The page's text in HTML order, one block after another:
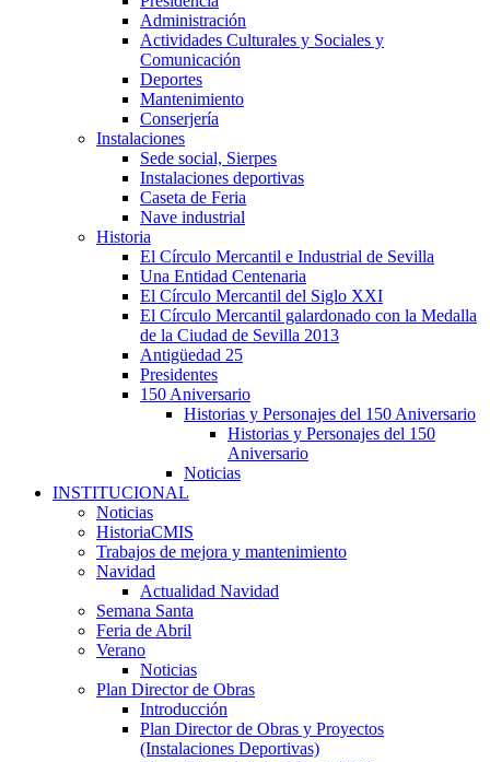
Administración
Actividades Culturales y Sociales y
Comunicación
Deportes
Mantenimiento
Conserjería
Instalaciones
Sede social, Sierpes
Instalaciones deportivas
Caseta de Feria
Nave industrial
Historia
El Círculo Mercantil e Industrial de Sevilla
Una Entidad Centenaria
El Círculo Mercantil del Siglo XXI
El Círculo Mercantil galardonado con la Medalla
de la Ciudad de Sevilla 2013
Antigüedad 25
Presidentes
150 Aniversario
Historias y Personajes del 150 Aniversario
Historias y Personajes del 150
Aniversario
Noticias
INSTITUCIONAL
Noticias
HistoriaCMIS
Trabajos de mejora y mantenimiento
Navidad
Actualidad Navidad
Semana Santa
Feria de Abril
Verano
Noticias
Plan Director de Obras
Introducción
Plan Director de Obras y Proyectos
(Instalaciones Deportivas)